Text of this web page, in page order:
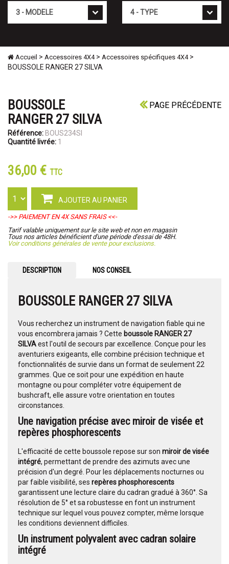
Accueil > Accessoires 4X4> Accessoires spécifiques 4X4>
BOUSSOLE RANGER 27 SILVA
PAGE PRÉCÉDENTE
BOUSSOLE
RANGER 27 SILVA
Référence: BOUS234SI
Quantité livrée: 1
36,00 € TTC
AJOUTER AU PANIER
->> PAIEMENT EN 4X SANS FRAIS <<-
Tarif valable uniquement sur le site web et non en magasin
Tous nos articles bénéficient d'une période d'essai de 48H.
Voir conditions générales de vente pour exclusions.
DESCRIPTION NOS CONSEIL
BOUSSOLE RANGER 27 SILVA
Vous recherchez un instrument de navigation fiable qui ne
vous encombrera jamais ? Cette boussole RANGER 27
SILVAest l'outil de secours par excellence. Conçue pour les
aventuriers exigeants, elle combine précision technique et
fonctionnalités de survie dans un format de seulement 22
grammes. Que ce soit pour une expédition en haute
montagne ou pour compléter votre équipement de
bushcraft, elle assure votre orientation en toutes
circonstances.
Une navigation précise avec miroir de visée et
repères phosphorescents
L'efficacité de cette boussole repose sur son miroir de visée
intégré, permettant de prendre des azimuts avec une
précision d'un degré. Pour les déplacements nocturnes ou
par faible visibilité, ses repères phosphorescents
garantissent une lecture claire du cadran gradué à 360°. Sa
résolution de 5° et sa robustesse en font un instrument
technique sur lequel vous pouvez compter, même lorsque
les conditions deviennent difficiles.
Un instrument polyvalent avec cadran solaire
intégré